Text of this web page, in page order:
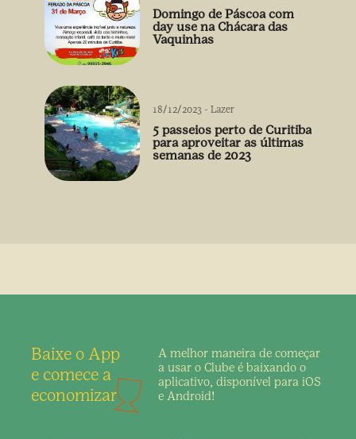
Domingo de Páscoa com
day use na Chácara das
Vaquinhas
18/12/2023 - Lazer
5 passeios perto de Curitiba
para aproveitar as últimas
semanas de 2023
Baixe o App
e comece a
economizar
A melhor maneira de começar
a usar o Clube é baixando o
aplicativo, disponível para iOS
e Android!